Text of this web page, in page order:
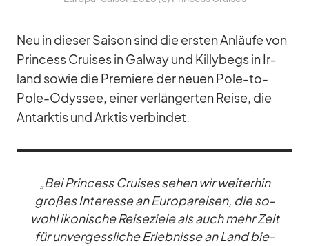
Neu in die­ser Sai­son sind die ers­ten An­läufe von
Prin­cess Crui­ses in Gal­way und Kil­ly­begs in Ir­
land so­wie die Pre­miere der neuen Pole-to-
Pole-Odys­see, ei­ner ver­län­ger­ten Reise, die
Ant­ark­tis und Ark­tis ver­bin­det.
„Bei Prin­cess Crui­ses se­hen wir wei­ter­hin
gro­ßes In­ter­esse an Eu­ro­pa­rei­sen, die so­
wohl iko­ni­sche Rei­se­ziele als auch mehr Zeit
für un­ver­gess­li­che Er­leb­nisse an Land bie­